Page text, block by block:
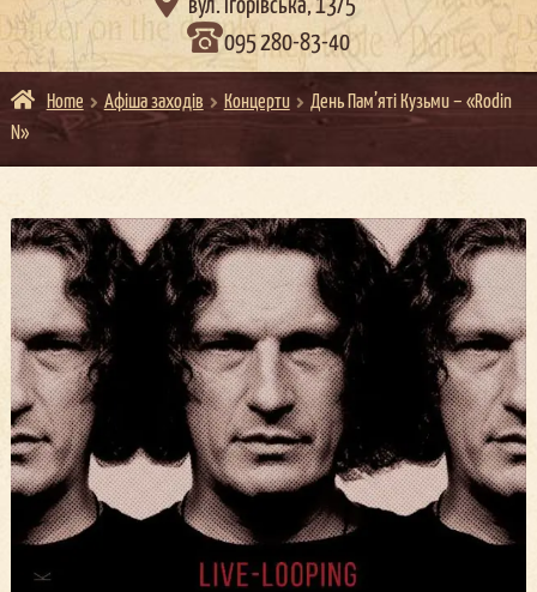
вул. Ігорівська, 13/5
095 280-83-40
Home Афіша заходів Концерти
День Пам’яті Кузьми – «Rodin
N»